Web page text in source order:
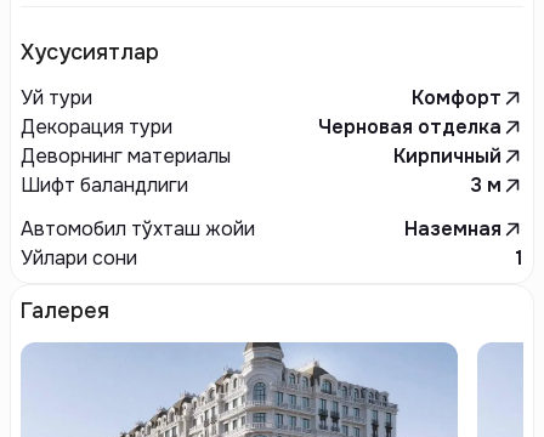
Хусусиятлар
Уй тури
Комфорт
Декорация тури
Черновая отделка
Деворнинг материалы
Кирпичный
Шифт баландлиги
3 м
Автомобил тўхташ жойи
Наземная
Уйлари сони
1
Галерея